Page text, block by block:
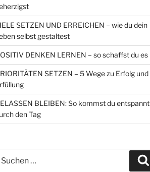
SETZEN UND ERREICHEN – wie du dein
selbst gestaltest
DENKEN LERNEN – so schaffst du es
SETZEN – 5 Wege zu Erfolg und
BLEIBEN: So kommst du entspannt
den Tag